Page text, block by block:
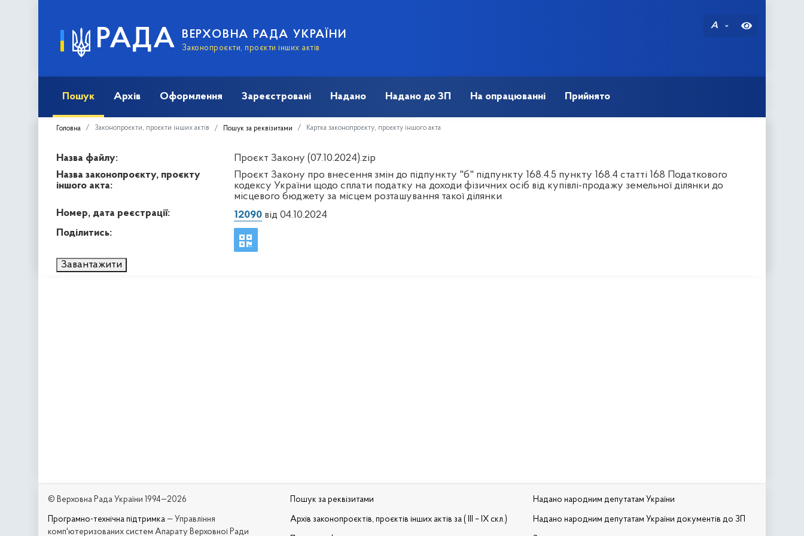
РАДА ВЕРХОВНА РАДА УКРАЇНИ
Законопроєкти, проєкти інших актів
A
Пошук Архів Оформлення Зареєстровані Надано Надано до ЗП На опрацюванні Прийнято
Головна Законопроєкти, проєкти інших актів Пошук за реквізитами Картка законопроєкту, проєкту іншого акта
Назва файлу:
Проєкт Закону (07.10.2024).zip
Назва законопроєкту, проєкту
іншого акта:
Проєкт Закону про внесення змін до підпункту "б" підпункту 168.4.5 пункту 168.4 статті 168 Податкового
кодексу України щодо сплати податку на доходи фізичних осіб від купівлі-продажу земельної ділянки до
місцевого бюджету за місцем розташування такої ділянки
Номер, дата реєстрації:
12090від 04.10.2024
Поділитись:
Завантажити
© Верховна Рада України 1994—2026
Програмно-технічна підтримка — Управління
комп'ютеризованих систем Апарату Верховної Ради
Пошук за реквізитами
Архів законопроєктів, проєктів інших актів за ( III – IX скл.)
Надано народним депутатам України
Надано народним депутатам України документів до ЗП